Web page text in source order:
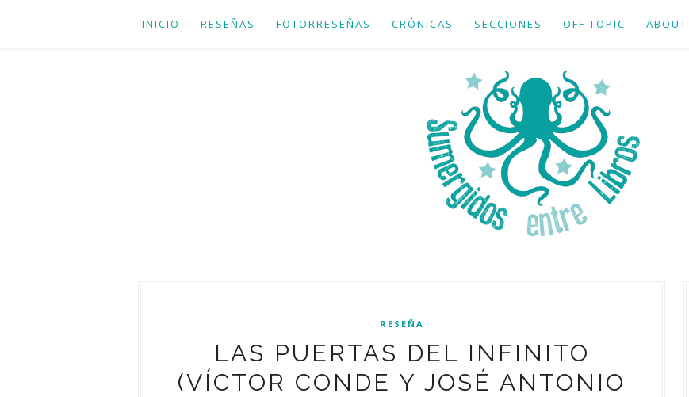
INICIO RESEÑAS FOTORRESEÑAS CRÓNICAS SECCIONES OFF TOPIC ABOUT
RESEÑA
LAS PUERTAS DEL INFINITO
(VÍCTOR CONDE Y JOSÉ ANTONIO